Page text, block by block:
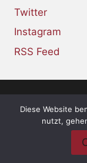
Twitter
Instagram
RSS Feed
© 2026
magazine •
Diese Website
nutzt,